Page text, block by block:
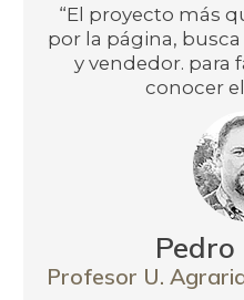
“El proyecto más
por la página,
y vendedor. para
conocer
Profesor U.